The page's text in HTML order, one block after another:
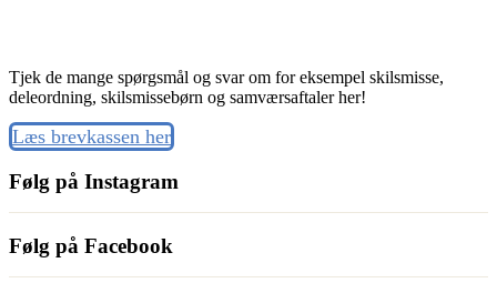
Tjek de mange spørgsmål og svar om for eksempel skilsmisse,
deleordning, skilsmissebørn og samværsaftaler her!
Læs brevkassen her
Følg på Instagram
Følg på Facebook